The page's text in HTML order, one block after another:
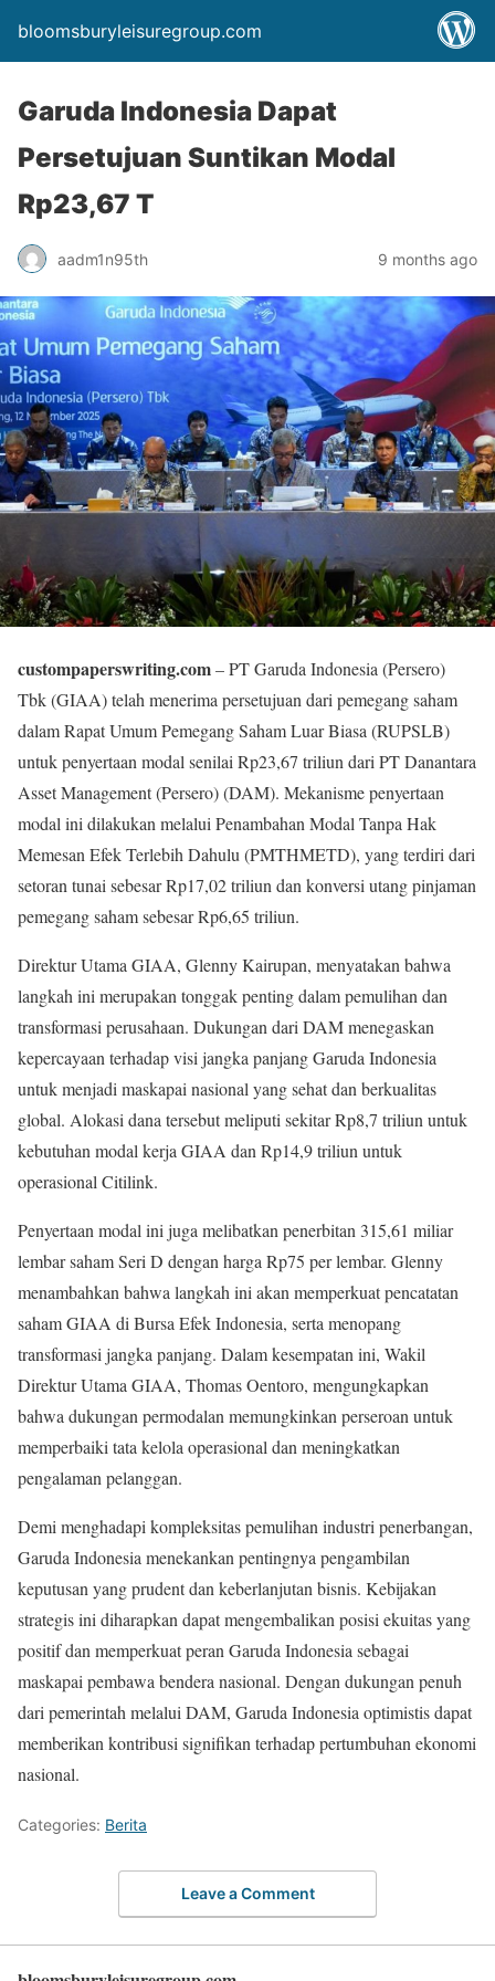
bloomsburyleisuregroup.com
Garuda Indonesia Dapat
Persetujuan Suntikan Modal
Rp23,67 T
aadm1n95th 9 months ago
custompaperswriting.com– PT Garuda Indonesia (Persero)
Tbk (GIAA) telah menerima persetujuan dari pemegang saham
dalam Rapat Umum Pemegang Saham Luar Biasa (RUPSLB)
untuk penyertaan modal senilai Rp23,67 triliun dari PT Danantara
Asset Management (Persero) (DAM). Mekanisme penyertaan
modal ini dilakukan melalui Penambahan Modal Tanpa Hak
Memesan Efek Terlebih Dahulu (PMTHMETD), yang terdiri dari
setoran tunai sebesar Rp17,02 triliun dan konversi utang pinjaman
pemegang saham sebesar Rp6,65 triliun.
Direktur Utama GIAA, Glenny Kairupan, menyatakan bahwa
langkah ini merupakan tonggak penting dalam pemulihan dan
transformasi perusahaan. Dukungan dari DAM menegaskan
kepercayaan terhadap visi jangka panjang Garuda Indonesia
untuk menjadi maskapai nasional yang sehat dan berkualitas
global. Alokasi dana tersebut meliputi sekitar Rp8,7 triliun untuk
kebutuhan modal kerja GIAA dan Rp14,9 triliun untuk
operasional Citilink.
Penyertaan modal ini juga melibatkan penerbitan 315,61 miliar
lembar saham Seri D dengan harga Rp75 per lembar. Glenny
menambahkan bahwa langkah ini akan memperkuat pencatatan
saham GIAA di Bursa Efek Indonesia, serta menopang
transformasi jangka panjang. Dalam kesempatan ini, Wakil
Direktur Utama GIAA, Thomas Oentoro, mengungkapkan
bahwa dukungan permodalan memungkinkan perseroan untuk
memperbaiki tata kelola operasional dan meningkatkan
pengalaman pelanggan.
Demi menghadapi kompleksitas pemulihan industri penerbangan,
Garuda Indonesia menekankan pentingnya pengambilan
keputusan yang prudent dan keberlanjutan bisnis. Kebijakan
strategis ini diharapkan dapat mengembalikan posisi ekuitas yang
positif dan memperkuat peran Garuda Indonesia sebagai
maskapai pembawa bendera nasional. Dengan dukungan penuh
dari pemerintah melalui DAM, Garuda Indonesia optimistis dapat
memberikan kontribusi signifikan terhadap pertumbuhan ekonomi
nasional.
Categories: Berita
Leave a Comment